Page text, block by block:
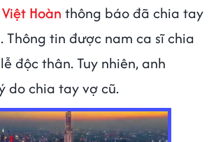
Hoàn thông báo đã chia tay
Thông tin được nam ca sĩ chia
độc thân. Tuy nhiên, anh
do chia tay vợ cũ.